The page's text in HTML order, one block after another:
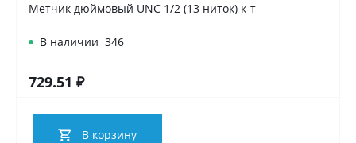
Метчик дюймовый UNC 1/2 (13 ниток) к-т
В наличии 346
729.51 ₽
В корзину